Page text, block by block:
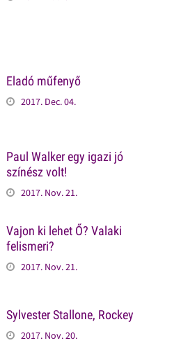
Eladó műfenyő
2017. Dec. 04.
Paul Walker egy igazi jó
színész volt!
2017. Nov. 21.
Vajon ki lehet Ő? Valaki
felismeri?
2017. Nov. 21.
Sylvester Stallone, Rockey
2017. Nov. 20.